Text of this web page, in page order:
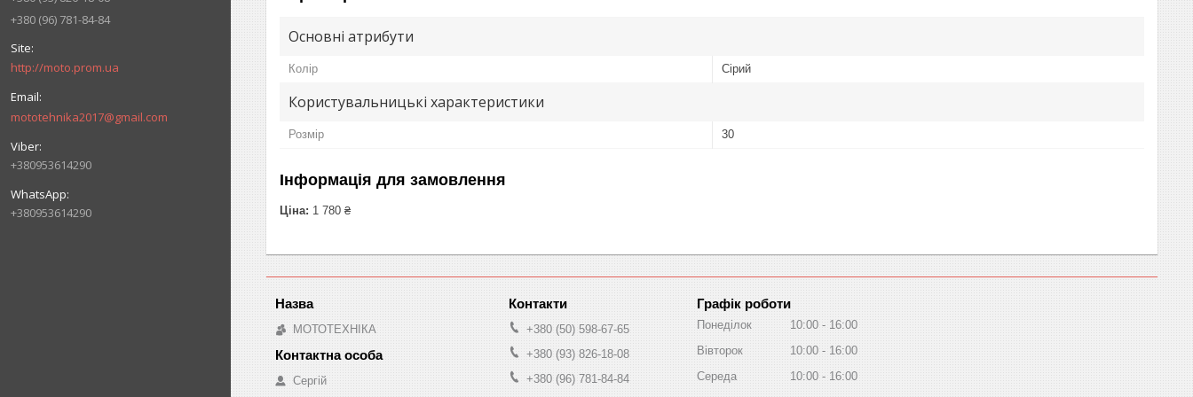
+380 (96) 781-84-84
http://moto.prom.ua
mototehnika2017@gmail.com
+380953614290
+380953614290
Основні атрибути
Колір Сірий
Користувальницькі характеристики
Розмір 30
Інформація для замовлення
Ціна: 1 780 ₴
МОТОТЕХНІКА
Сергій
+380 (50) 598-67-65
+380 (93) 826-18-08
+380 (96) 781-84-84
Графік роботи
Понеділок 10:00
16:00
Вівторок
10:00
16:00
Середа
10:00
16:00